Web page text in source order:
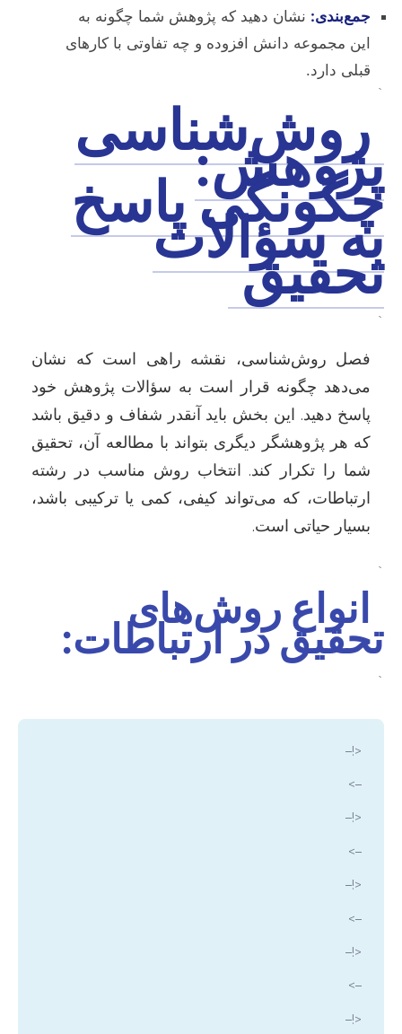
جمع‌بندی: نشان دهید که پژوهش شما چگونه به
این مجموعه دانش افزوده و چه تفاوتی با کارهای
قبلی دارد.
`
روش‌شناسی
پژوهش:
چگونگی پاسخ
به سؤالات
تحقیق
`
فصل روش‌شناسی، نقشه راهی است که نشان
می‌دهد چگونه قرار است به سؤالات پژوهش خود
پاسخ دهید. این بخش باید آنقدر شفاف و دقیق باشد
که هر پژوهشگر دیگری بتواند با مطالعه آن، تحقیق
شما را تکرار کند. انتخاب روش مناسب در رشته
ارتباطات، که می‌تواند کیفی، کمی یا ترکیبی باشد،
بسیار حیاتی است.
`
انواع روش‌های
تحقیق در ارتباطات:
`
<!–
–>
<!–
–>
<!–
–>
<!–
–>
<!–